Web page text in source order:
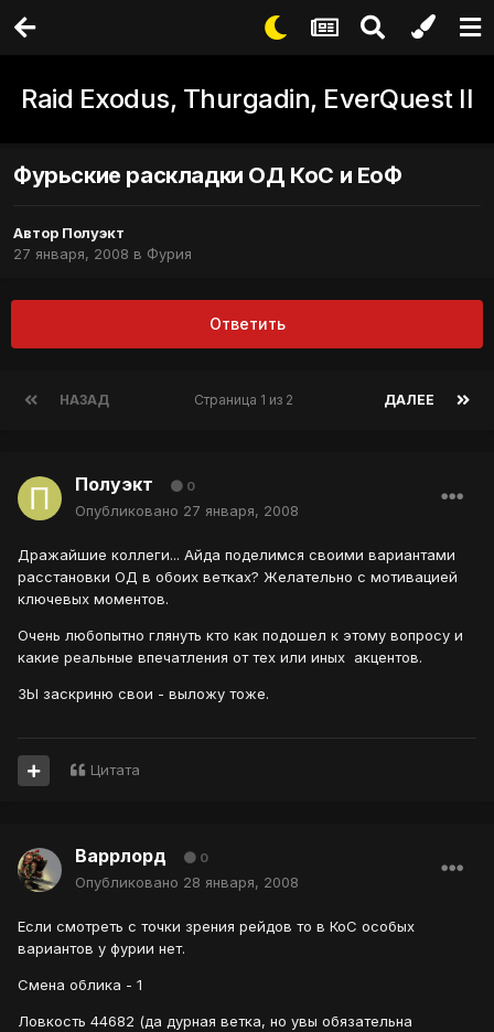
Raid Exodus, Thurgadin, EverQuest II
Фурьские раскладки ОД КоС и ЕоФ
Автор Полуэкт
27 января, 2008 в Фурия
Ответить
НАЗАД ДАЛЕЕ
Страница 1 из 2
Полуэкт 0
Опубликовано 27 января, 2008
Дражайшие коллеги... Айда поделимся своими вариантами
расстановки ОД в обоих ветках? Желательно с мотивацией
ключевых моментов.
Очень любопытно глянуть кто как подошел к этому вопросу и
какие реальные впечатления от тех или иных акцентов.
ЗЫ заскриню свои - выложу тоже.
Цитата
Варрлорд 0
Опубликовано 28 января, 2008
Если смотреть с точки зрения рейдов то в КоС особых
вариантов у фурии нет.
Смена облика - 1
Ловкость 44682 (да дурная ветка, но увы обязательна